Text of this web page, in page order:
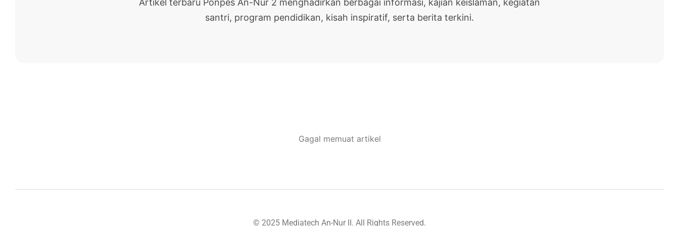
Artikel terbaru Ponpes An-Nur 2 menghadirkan berbagai informasi, kajian keislaman, kegiatan
santri, program pendidikan, kisah inspiratif, serta berita terkini.
Gagal memuat artikel
© 2025 Mediatech An-Nur II. All Rights Reserved.